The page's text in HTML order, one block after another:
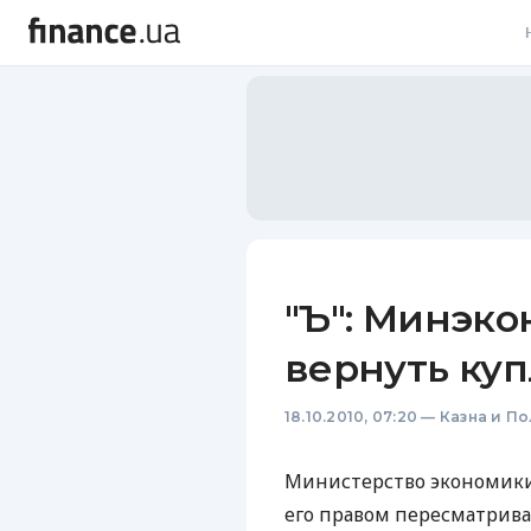
"Ъ":
вернуть
18.10.2010, 07:20 — Казна и
Министерство
его правом